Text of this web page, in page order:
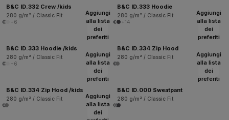
B&C ID.332 Crew /kids
280 g/m² / Classic Fit
+6
B&C ID.333 Hoodie
280 g/m² / Classic Fit
+14
Aggiungi
alla lista
dei
preferiti
B&C ID.333 Hoodie /kids
280 g/m² / Classic Fit
+6
Aggiungi
alla lista
dei
preferiti
B&C ID.334 Zip Hood
280 g/m² / Classic Fit
Aggiungi
alla lista
dei
preferiti
B&C ID.334 Zip Hood /kids
280 g/m² / Classic Fit
Aggiungi
alla lista
dei
preferiti
B&C ID.000 Sweatpant
280 g/m² / Classic Fit
Aggiungi
alla lista
dei